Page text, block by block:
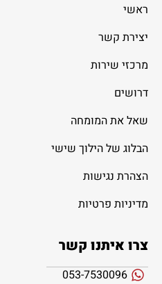
ראשי
יצירת קשר
מרכזי שירות
דרושים
שאל את המומחה
הבלוג של הילוך שישי
הצהרת נגישות
מדיניות פרטיות
צרו איתנו קשר
053-7530096